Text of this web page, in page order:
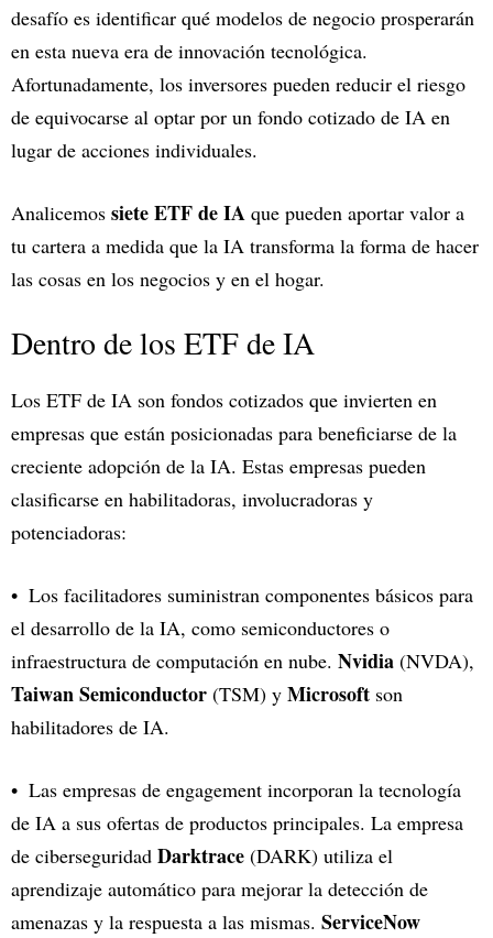
desafío es identificar qué modelos de negocio prosperarán
en esta nueva era de innovación tecnológica.
Afortunadamente, los inversores pueden reducir el riesgo
de equivocarse al optar por un fondo cotizado de IA en
lugar de acciones individuales.
Analicemos siete ETF de IA que pueden aportar valor a
tu cartera a medida que la IA transforma la forma de hacer
las cosas en los negocios y en el hogar.
Dentro de los ETF de IA
Los ETF de IA son fondos cotizados que invierten en
empresas que están posicionadas para beneficiarse de la
creciente adopción de la IA. Estas empresas pueden
clasificarse en habilitadoras, involucradoras y
potenciadoras:
Los facilitadores suministran componentes básicos para
el desarrollo de la IA, como semiconductores o
infraestructura de computación en nube. Nvidia (NVDA),
Taiwan Semiconductor (TSM) y Microsoft son
habilitadores de IA.
Las empresas de engagement incorporan la tecnología
de IA a sus ofertas de productos principales. La empresa
de ciberseguridad Darktrace (DARK) utiliza el
aprendizaje automático para mejorar la detección de
amenazas y la respuesta a las mismas. ServiceNow